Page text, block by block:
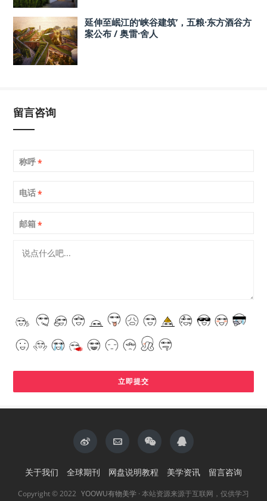
延伸至岷江的‘峡谷建筑’，五粮·东方酒谷方
案公布 / 奥雷·舍人
留言咨询
称呼*
电话*
邮箱*
关于我们 全球期刊 网盘说明教程 美学资讯 留言咨询
Copyright © 2022 YOOWU有物美学 · 本站资源来源于互联网，仅供学习